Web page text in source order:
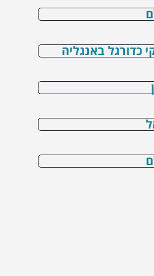
כדורגל באנגליה